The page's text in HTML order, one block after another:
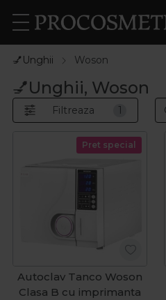
💅Unghii Woson
💅Unghii, Woson
Filtreaza 1
Pret special
Autoclav Tanco Woson
Clasa B cu imprimanta